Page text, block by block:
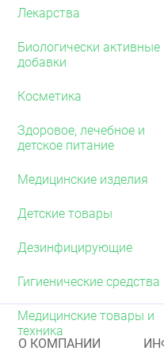
Лекарства
Биологически активные
добавки
Косметика
Здоровое, лечебное и
детское питание
Медицинские изделия
Детские товары
Дезинфицирующие
Гигиенические средства
Медицинские товары и
техника
О КОМПАНИИ